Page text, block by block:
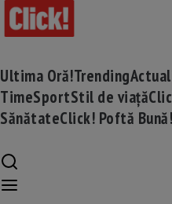
Ultima Oră!Trending
TimeSportStil de viață
SănătateClick! Poftă Bună!